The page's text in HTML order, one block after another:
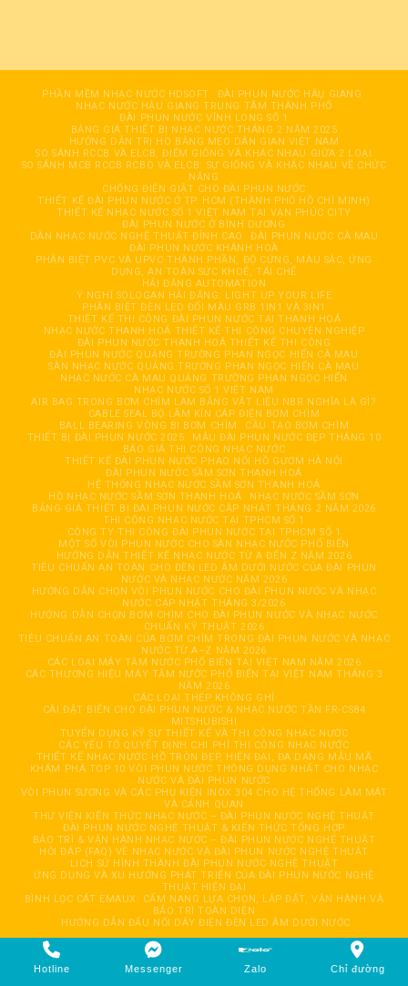
Hotline Messenger Zalo Chỉ đường
PHẦN MỀM NHẠC NƯỚC HDSOFT
ĐÀI PHUN NƯỚC HÂỤ GIANG
NHẠC NƯỚC HẬU GIANG TRUNG TÂM THÀNH PHỐ
ĐÀI PHUN NƯỚC VĨNH LONG SỐ 1
BẢNG GIÁ THIẾT BỊ NHẠC NƯỚC THÁNG 2 NĂM 2025
HƯỚNG DẪN TRỊ HO BẰNG MẸO DÂN GIAN VIỆT NAM
SO SÁNH RCCB VÀ ELCB, ĐIỂM GIỐNG VÀ KHÁC NHAU GIỮA 2 LOẠI
SO SÁNH MCB RCCB RCBO VÀ ELCB: SỰ GIỐNG VÀ KHÁC NHAU VỀ CHỨC
NĂNG
CHỐNG ĐIỆN GIẬT CHO ĐÀI PHUN NƯỚC
THIẾT KẾ ĐÀI PHUN NƯỚC Ở TP. HCM (THÀNH PHỐ HỒ CHÍ MINH)
THIẾT KẾ NHẠC NƯỚC SỐ 1 VIỆT NAM TẠI VẠN PHÚC CITY
ĐÀI PHUN NƯỚC Ở BÌNH DƯƠNG
DÀN NHẠC NƯỚC NGHỆ THUẬT ĐỈNH CAO
ĐÀI PHUN NƯỚC CÀ MAU
ĐÀI PHUN NƯỚC KHÁNH HOÀ
PHÂN BIỆT PVC VÀ UPVC THÀNH PHẦN, ĐỘ CỨNG, MÀU SẮC, ỨNG
DỤNG, AN TOÀN SỨC KHOẺ, TÁI CHẾ
HẢI ĐĂNG AUTOMATION
Ý NGHĨ SOLOGAN HẢI ĐĂNG: LIGHT UP YOUR LIFE
PHÂN BIỆT ĐÈN LED ĐỔI MÀU GRB 1IN1 VÀ 3IN1
THIẾT KẾ THI CÔNG ĐÀI PHUN NƯỚC TẠI THANH HOÁ
NHẠC NƯỚC THANH HOÁ THIẾT KẾ THI CÔNG CHUYÊN NGHIỆP
ĐÀI PHUN NƯỚC THANH HOÁ THIẾT KẾ THI CÔNG
ĐÀI PHUN NƯỚC QUẢNG TRƯỜNG PHAN NGỌC HIỂN CÀ MAU
SÀN NHẠC NƯỚC QUẢNG TRƯỜNG PHAN NGỌC HIỂN CÀ MAU
NHẠC NƯỚC CÀ MAU QUẢNG TRƯỜNG PHAN NGỌC HIỂN
NHẠC NƯỚC SỐ 1 VIỆT NAM
AIR BAG TRONG BƠM CHÌM LÀM BẰNG VẬT LIỆU NBR NGHĨA LÀ GÌ?
CABLE SEAL BỘ LÀM KÍN CÁP ĐIỆN BƠM CHÌM
BALL BEARING VÒNG BI BƠM CHÌM
CẦU TẠO BƠM CHÌM
THIẾT BỊ ĐÀI PHUN NƯỚC 2025
MẪU ĐÀI PHUN NƯỚC ĐẸP THÁNG 10
BÁO GIÁ THI CÔNG NHẠC NƯỚC
THIẾT KẾ ĐÀI PHUN NƯỚC PHAO NỔI HỒ GƯƠM HÀ NỘI
ĐÀI PHUN NƯỚC SẦM SƠN THANH HOÁ
HỆ THỐNG NHẠC NƯỚC SẦM SƠN THANH HOÁ
HỒ NHẠC NƯỚC SẦM SƠN THANH HOÁ
NHẠC NƯỚC SẦM SƠN
BẢNG GIÁ THIẾT BỊ ĐÀI PHUN NƯỚC CẬP NHẬT THÁNG 2 NĂM 2026
THI CÔNG NHẠC NƯỚC TẠI TPHCM SỐ 1
CÔNG TY THI CÔNG ĐÀI PHUN NƯỚC TẠI TPHCM SỐ 1
MỘT SỐ VÒI PHUN NƯỚC CHO SÀN NHẠC NƯỚC PHỔ BIẾN
HƯỚNG DẪN THIẾT KẾ NHẠC NƯỚC TỪ A ĐẾN Z NĂM 2026
TIÊU CHUẨN AN TOÀN CHO ĐÈN LED ÂM DƯỚI NƯỚC CỦA ĐÀI PHUN
NƯỚC VÀ NHẠC NƯỚC NĂM 2026
HƯỚNG DẪN CHỌN VÒI PHUN NƯỚC CHO ĐÀI PHUN NƯỚC VÀ NHẠC
NƯỚC CẬP NHẬT THÁNG 3/2026
HƯỚNG DẪN CHỌN BƠM CHÌM CHO ĐÀI PHUN NƯỚC VÀ NHẠC NƯỚC
CHUẨN KỸ THUẬT 2026
TIÊU CHUẨN AN TOÀN CỦA BƠM CHÌM TRONG ĐÀI PHUN NƯỚC VÀ NHẠC
NƯỚC TỪ A–Z NĂM 2026
CÁC LOẠI MÁY TĂM NƯỚC PHỔ BIẾN TẠI VIỆT NAM NĂM 2026
CÁC THƯƠNG HIỆU MÁY TĂM NƯỚC PHỔ BIẾN TẠI VIỆT NAM THÁNG 3
NĂM 2026
CÁC LOẠI THÉP KHÔNG GHỈ
CÀI ĐẶT BIẾN CHO ĐÀI PHUN NƯỚC & NHẠC NƯỚC TẦN FR-CS84
MITSHUBISHI
TUYỂN DỤNG KỸ SƯ THIẾT KẾ VÀ THI CÔNG NHẠC NƯỚC
CÁC YẾU TỐ QUYẾT ĐỊNH CHI PHÍ THI CÔNG NHẠC NƯỚC
THIẾT KẾ NHẠC NƯỚC HỒ TRÒN ĐẸP, HIỆN ĐẠI, ĐA DẠNG MẪU MÃ
KHÁM PHÁ TOP 10 VÒI PHUN NƯỚC THÔNG DỤNG NHẤT CHO NHẠC
NƯỚC VÀ ĐÀI PHUN NƯỚC
VÒI PHUN SƯƠNG VÀ CÁC PHỤ KIỆN INOX 304 CHO HỆ THỐNG LÀM MÁT
VÀ CẢNH QUAN
THƯ VIỆN KIẾN THỨC NHẠC NƯỚC – ĐÀI PHUN NƯỚC NGHỆ THUẬT
ĐÀI PHUN NƯỚC NGHỆ THUẬT & KIẾN THỨC TỔNG HỢP
BẢO TRÌ & VẬN HÀNH NHẠC NƯỚC – ĐÀI PHUN NƯỚC NGHỆ THUẬT
HỎI ĐÁP (FAQ) VỀ NHẠC NƯỚC VÀ ĐÀI PHUN NƯỚC NGHỆ THUẬT
LỊCH SỬ HÌNH THÀNH ĐÀI PHUN NƯỚC NGHỆ THUẬT
ỨNG DỤNG VÀ XU HƯỚNG PHÁT TRIỂN CỦA ĐÀI PHUN NƯỚC NGHỆ
THUẬT HIỆN ĐẠI
BÌNH LỌC CÁT EMAUX: CẨM NANG LỰA CHỌN, LẮP ĐẶT, VẬN HÀNH VÀ
BẢO TRÌ TOÀN DIỆN
HƯỚNG DẪN ĐẤU NỐI DÂY ĐIỆN ĐÈN LED ÂM DƯỚI NƯỚC
Copyright 2026 © CÔNG TY TNHH TỰ ĐỘNG HOÁ GIẢI TRÍ HẢI ĐĂNG. All
rights reserved. Design byHaiDang